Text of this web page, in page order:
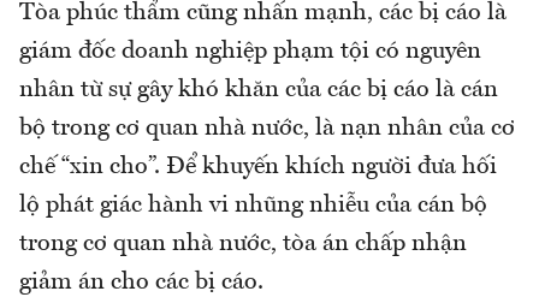
Tòa phúc thẩm cũng nhấn mạnh, các bị cáo là
giám đốc doanh nghiệp phạm tội có nguyên
nhân từ sự gây khó khăn của các bị cáo là cán
bộ trong cơ quan nhà nước, là nạn nhân của cơ
chế “xin cho”. Để khuyến khích người đưa hối
lộ phát giác hành vi nhũng nhiễu của cán bộ
trong cơ quan nhà nước, tòa án chấp nhận
giảm án cho các bị cáo.